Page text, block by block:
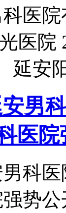
医
医院
延
男
医
科
势